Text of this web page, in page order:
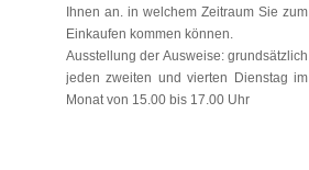
Ihnen an. in welchem Zeitraum Sie zum
Einkaufen kommen können.
Ausstellung der Ausweise: grundsätzlich
jeden zweiten und vierten Dienstag im
Monat von 15.00 bis 17.00 Uhr